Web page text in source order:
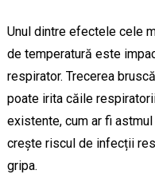
Unul dintre efectele cele
de temperatură este
respirator. Trecerea
poate irita căile
existente, cum ar fi
crește riscul de infecții
gripa.